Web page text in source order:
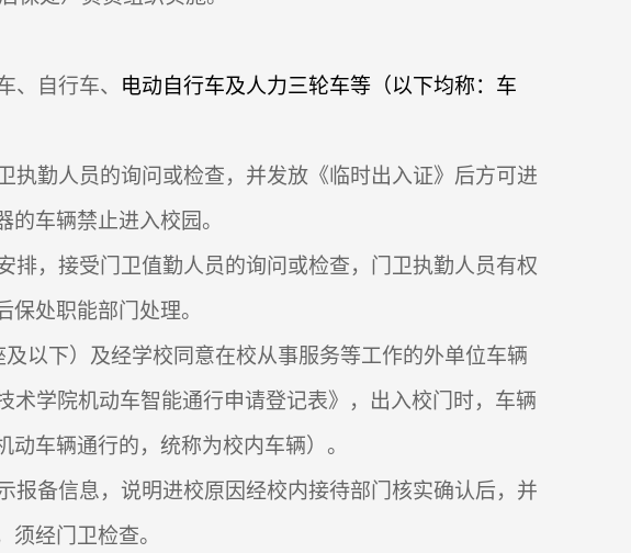
、自行车、 电动自行车及人力三轮车等（以下均称：车
执勤人员的询问或检查，并发放《临时出入证》后方可进
车辆禁止进入校园。
排，接受门卫值勤人员的询问或检查，门卫执勤人员有权
处职能部门处理。
及以下）及经学校同意在校从事服务等工作的外单位车辆
术学院机动车智能通行申请登记表》，出入校门时，车辆
车辆通行的，统称为校内车辆）。
报备信息，说明进校原因经校内接待部门核实确认后，并
经门卫检查。